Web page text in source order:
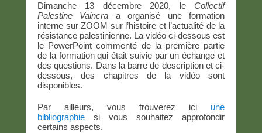
Dimanche 13 décembre 2020, le Collectif
Palestine Vaincra a organisé une formation
interne sur ZOOM sur l’histoire et l’actualité de la
résistance palestinienne. La vidéo ci-dessous est
le PowerPoint commenté de la première partie
de la formation qui était suivie par un échange et
des questions. Dans la barre de description et ci-
dessous, des chapitres de la vidéo sont
disponibles.
Par ailleurs, vous trouverez ici une
bibliographie si vous souhaitez approfondir
certains aspects.